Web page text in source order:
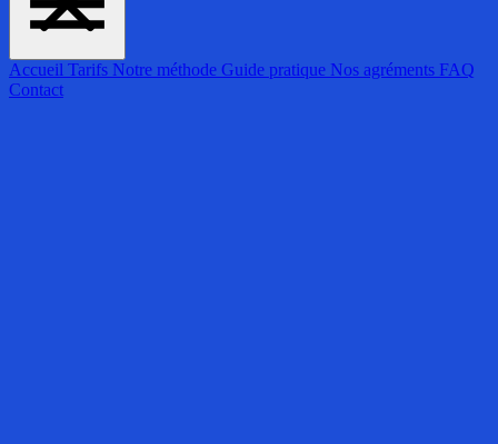
Accueil Tarifs Notre méthode Guide pratique Nos agréments FAQ
Contact
Accueil